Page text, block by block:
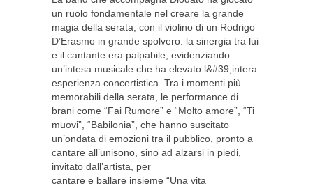
un ruolo fondamentale nel creare la grande
magia della serata, con il violino di un Rodrigo
D’Erasmo in grande spolvero: la sinergia tra lui
e il cantante era palpabile, evidenziando
un’intesa musicale che ha elevato l&#39;intera
esperienza concertistica. Tra i momenti più
memorabili della serata, le performance di
brani come “Fai Rumore” e “Molto amore”, “Ti
muovi”, “Babilonia”, che hanno suscitato
un’ondata di emozioni tra il pubblico, pronto a
cantare all’unisono, sino ad alzarsi in piedi,
invitato dall’artista, per
cantare e ballare insieme “Una vita